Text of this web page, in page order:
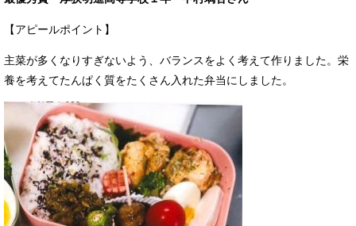
【アピールポイント】
主菜が多くなりすぎないよう、バランスをよく考えて作りました。栄
養を考えてたんぱく質をたくさん入れた弁当にしました。​